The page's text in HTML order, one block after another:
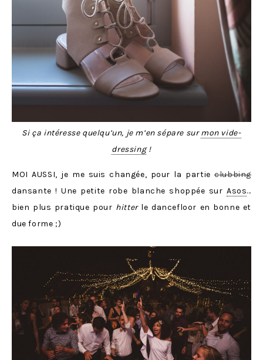
Si ça intéresse quelqu’un, je m’en sépare surmon vide-
dressing!
MOI AUSSI, je me suis changée, pour la partieclubbing
dansante ! Une petite robe blanche shoppée sur Asos…
bien plus pratique pour hitterle dancefloor en bonne et
due forme ;)